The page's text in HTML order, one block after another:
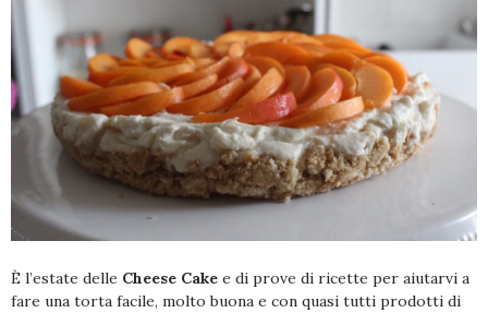
È l’estate delle Cheese Cake e di prove di ricette per aiutarvi a
fare una torta facile, molto buona e con quasi tutti prodotti di